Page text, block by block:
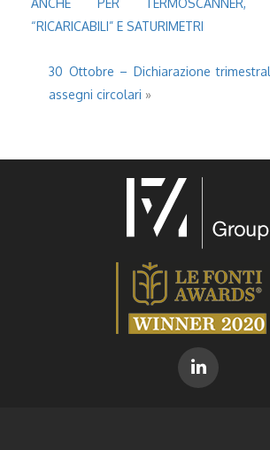
“RICARICABILI” E SATURIMETRI
30 Ottobre – Dichiarazione
assegni circolari »